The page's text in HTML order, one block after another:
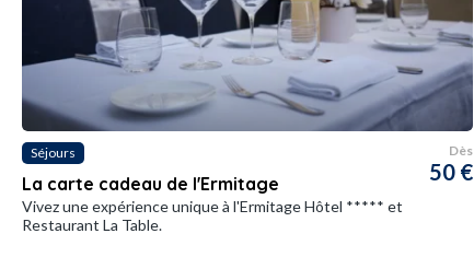
Séjours
La carte cadeau de l'Ermitage
Dès
50 €
Vivez une expérience unique à l'Ermitage Hôtel ***** et
Restaurant La Table.